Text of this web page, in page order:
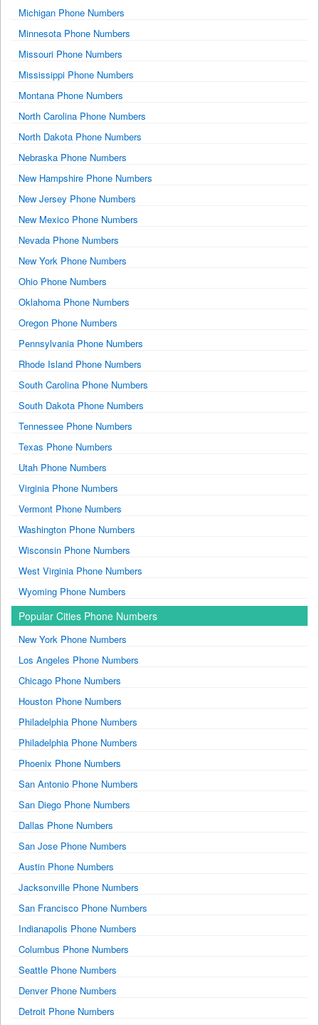
Michigan Phone Numbers
Minnesota Phone Numbers
Missouri Phone Numbers
Mississippi Phone Numbers
Montana Phone Numbers
North Carolina Phone Numbers
North Dakota Phone Numbers
Nebraska Phone Numbers
New Hampshire Phone Numbers
New Jersey Phone Numbers
New Mexico Phone Numbers
Nevada Phone Numbers
New York Phone Numbers
Ohio Phone Numbers
Oklahoma Phone Numbers
Oregon Phone Numbers
Pennsylvania Phone Numbers
Rhode Island Phone Numbers
South Carolina Phone Numbers
South Dakota Phone Numbers
Tennessee Phone Numbers
Texas Phone Numbers
Utah Phone Numbers
Virginia Phone Numbers
Vermont Phone Numbers
Washington Phone Numbers
Wisconsin Phone Numbers
West Virginia Phone Numbers
Wyoming Phone Numbers
Popular Cities Phone Numbers
New York Phone Numbers
Los Angeles Phone Numbers
Chicago Phone Numbers
Houston Phone Numbers
Philadelphia Phone Numbers
Philadelphia Phone Numbers
Phoenix Phone Numbers
San Antonio Phone Numbers
San Diego Phone Numbers
Dallas Phone Numbers
San Jose Phone Numbers
Austin Phone Numbers
Jacksonville Phone Numbers
San Francisco Phone Numbers
Indianapolis Phone Numbers
Columbus Phone Numbers
Seattle Phone Numbers
Denver Phone Numbers
Detroit Phone Numbers